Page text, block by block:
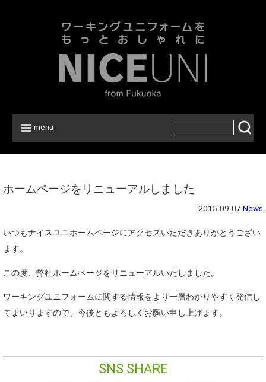
menu
ホームページをリニューアルしました
2015-09-07 News
いつもナイスユニホームページにアクセスいただきありがとうござい
ます。
この度、弊社ホームページをリニューアルいたしました。
ワーキングユニフォームに関する情報をより一層わかりやすく発信し
てまいりますので、今後ともよろしくお願い申し上げます。
SNS SHARE